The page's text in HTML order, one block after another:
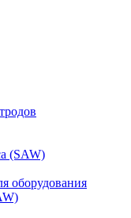
(SAW)
оборудования